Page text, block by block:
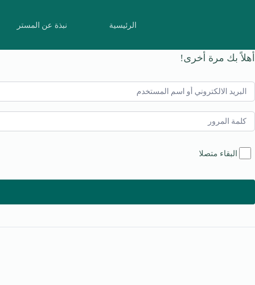
الرئيسية نبذة عن المستر
أهلاً بك مرة أخرى!
البقاء متصلا